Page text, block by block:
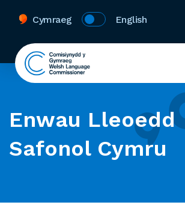
Cymraeg English
Enwau Lleoedd
Safonol Cymru